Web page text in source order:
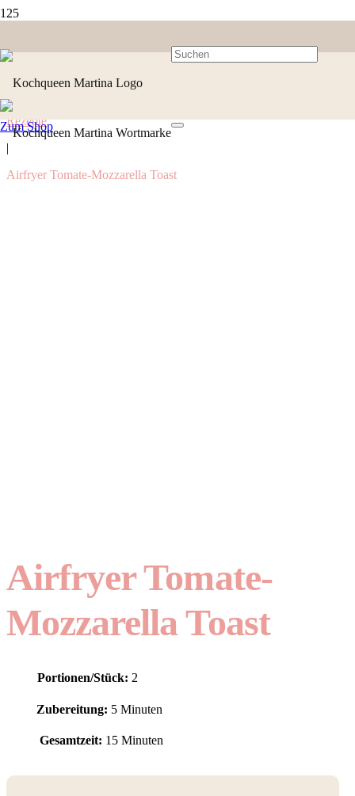
Zum Shop
Rezepte
|
Airfryer Tomate-Mozzarella Toast
Airfryer Tomate-
Mozzarella Toast
Portionen/Stück: 2
Zubereitung: 5 Minuten
Gesamtzeit: 15 Minuten